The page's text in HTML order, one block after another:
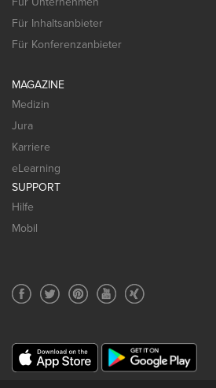
Für Inhaltsanbieter
Für Konferenzanbieter
MAGAZINE
Medizin
Jura
Karriere
eLearning
SUPPORT
Hilfe
Mobil